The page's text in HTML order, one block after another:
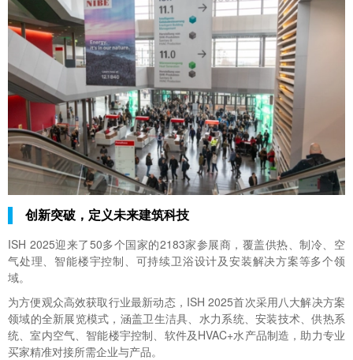
创新突破，定义未来建筑科技
ISH 2025迎来了50多个国家的2183家参展商，覆盖供热、制冷、空
气处理、智能楼宇控制、可持续卫浴设计及安装解决方案等多个领
域。
为方便观众高效获取行业最新动态，ISH 2025首次采用八大解决方案
领域的全新展览模式，涵盖卫生洁具、水力系统、安装技术、供热系
统、室内空气、智能楼宇控制、软件及HVAC+水产品制造，助力专业
买家精准对接所需企业与产品。